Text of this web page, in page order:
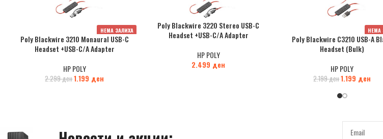
НЕМА ЗАЛИХА
Poly Blackwire 3210 Monaural USB-C
Headset +USB-C/A Adapter
HP POLY
2.299ден1.199 ден
Poly Blackwire 3220 Stereo USB-C
Headset +USB-C/A Adapter
HP POLY
2.499 ден
НЕМА
Poly Blackwire C3210 USB-A
Headset (Bulk)
HP POLY
2.199ден1.199 ден